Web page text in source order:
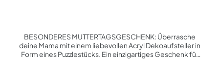
BESONDERES MUTTERTAGSGESCHENK: Überrasche
deine Mama mit einem liebevollen Acryl Dekoaufsteller in
Form eines Puzzlestücks. Ein einzigartiges Geschenk für